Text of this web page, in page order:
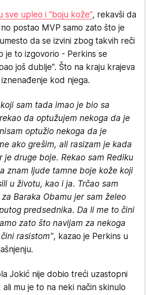
sve upleo i "boju kože", rekavši da
postao MVP samo zato što je
da se izvini zbog takvih reči
je to izgovorio - Perkins se
još dublje". Što na kraju krajeva
kod njega.
sam tada imao je bio sa
da optužujem nekoga da je
optužio nekoga da je
ako grešim, ali rasizam je kada
je druge boje. Rekao sam Rediku
znam ljude tamne boje kože koji
u životu, kao i ja. Trčao sam
Baraka Obamu jer sam želeo
predsednika. Da li me to čini
zato što navijam za nekoga
rasistom", kazao je Perkins u
Jokić nije dobio treći uzastopni
mu je to na neki način skinulo